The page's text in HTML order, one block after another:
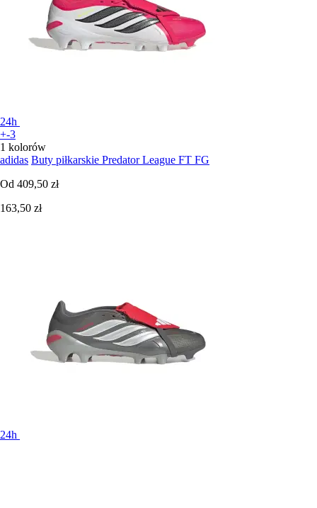
24h
+-3
1 kolorów
adidas Buty piłkarskie Predator League FT FG
Od 409,50 zł
163,50 zł
24h